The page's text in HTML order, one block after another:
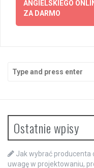
ANGIELSKIEGO
ZA DARMO
for:
Ostatnie wpisy
Jak wybrać producenta
uwagę w projektowaniu,